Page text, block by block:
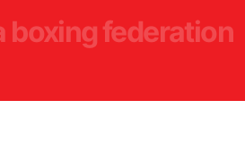
boxing federation